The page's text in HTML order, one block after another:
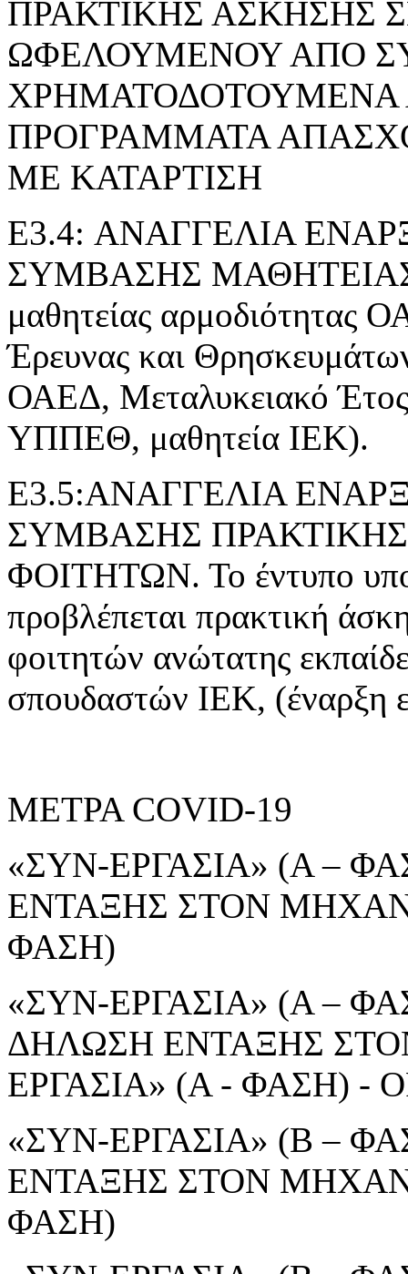
ΠΡΑΚΤΙΚΗΣ ΑΣΚΗΣΗΣ
ΩΦΕΛΟΥΜΕΝΟΥ ΑΠΟ
ΧΡΗΜΑΤΟΔΟΤΟΥΜΕΝΑ
ΠΡΟΓΡΑΜΜΑΤΑ
ΜΕ ΚΑΤΑΡΤΙΣΗ
E3.4: ΑΝΑΓΓΕΛΙΑ
ΣΥΜΒΑΣΗΣ ΜΑΘΗΤΕΙΑΣ»
μαθητείας αρμοδιότητας
Έρευνας και
ΟΑΕΔ, Μεταλυκειακό Έτος
ΥΠΠΕΘ, μαθητεία ΙΕΚ).
Ε3.5:ΑΝΑΓΓΕΛΙΑ
ΣΥΜΒΑΣΗΣ
ΦΟΙΤΗΤΩΝ. Το έντυπο
προβλέπεται πρακτική
φοιτητών ανώτατης
σπουδαστών ΙΕΚ, (έναρξη
ΜΕΤΡΑ COVID-19
«ΣΥΝ-ΕΡΓΑΣΙΑ» (Α –
ΕΝΤΑΞΗΣ ΣΤΟΝ
ΦΑΣΗ)
«ΣΥΝ-ΕΡΓΑΣΙΑ» (Α –
ΔΗΛΩΣΗ ΕΝΤΑΞΗΣ
ΕΡΓΑΣΙΑ» (Α - ΦΑΣΗ)
«ΣΥΝ-ΕΡΓΑΣΙΑ» (Β –
ΕΝΤΑΞΗΣ ΣΤΟΝ
ΦΑΣΗ)